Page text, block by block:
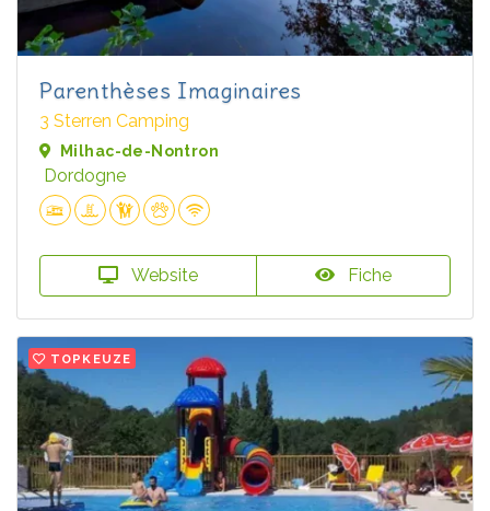
Parenthèses Imaginaires
3 Sterren Camping
Milhac-de-Nontron
Dordogne
Website Fiche
TOPKEUZE